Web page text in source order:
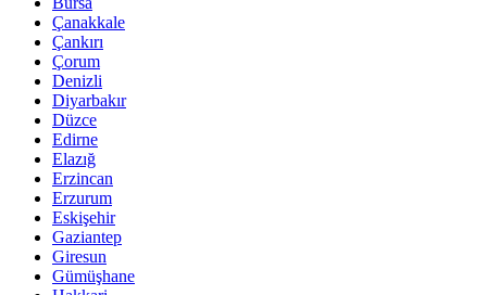
Çanakkale
Çankırı
Çorum
Denizli
Diyarbakır
Düzce
Edirne
Elazığ
Erzincan
Erzurum
Eskişehir
Gaziantep
Giresun
Gümüşhane